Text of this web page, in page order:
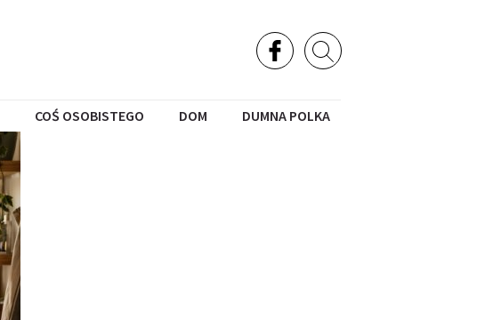
COŚ OSOBISTEGO DOM DUMNA POLKA